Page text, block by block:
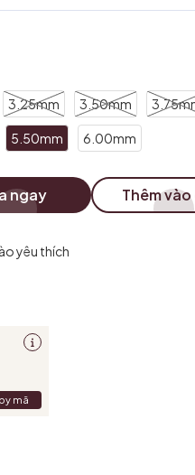
3.25mm 3.50mm
5.50mm 6.00mm
ngay Thêm
yêu thích
mã